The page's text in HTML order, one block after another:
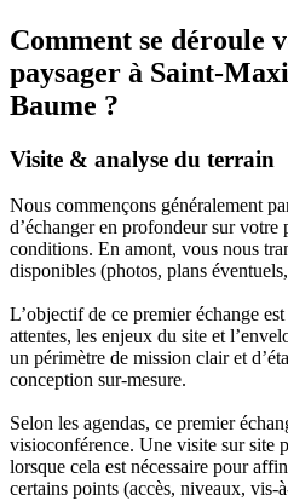
Comment se déroule
paysager à Saint-
Baume ?
Visite & analyse du terrain
Nous commençons généralement
d’échanger en profondeur sur votre
conditions. En amont, vous nous
disponibles (photos, plans
L’objectif de ce premier échange
attentes, les enjeux du site et
un périmètre de mission clair et
conception sur-mesure.
Selon les agendas, ce premier
visioconférence. Une visite sur site
lorsque cela est nécessaire pour
certains points (accès, niveaux, vis-